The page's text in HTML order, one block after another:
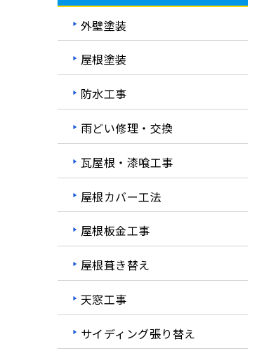
外壁塗装
屋根塗装
防水工事
雨どい修理・交換
瓦屋根・漆喰工事
屋根カバー工法
屋根板金工事
屋根葺き替え
天窓工事
サイディング張り替え